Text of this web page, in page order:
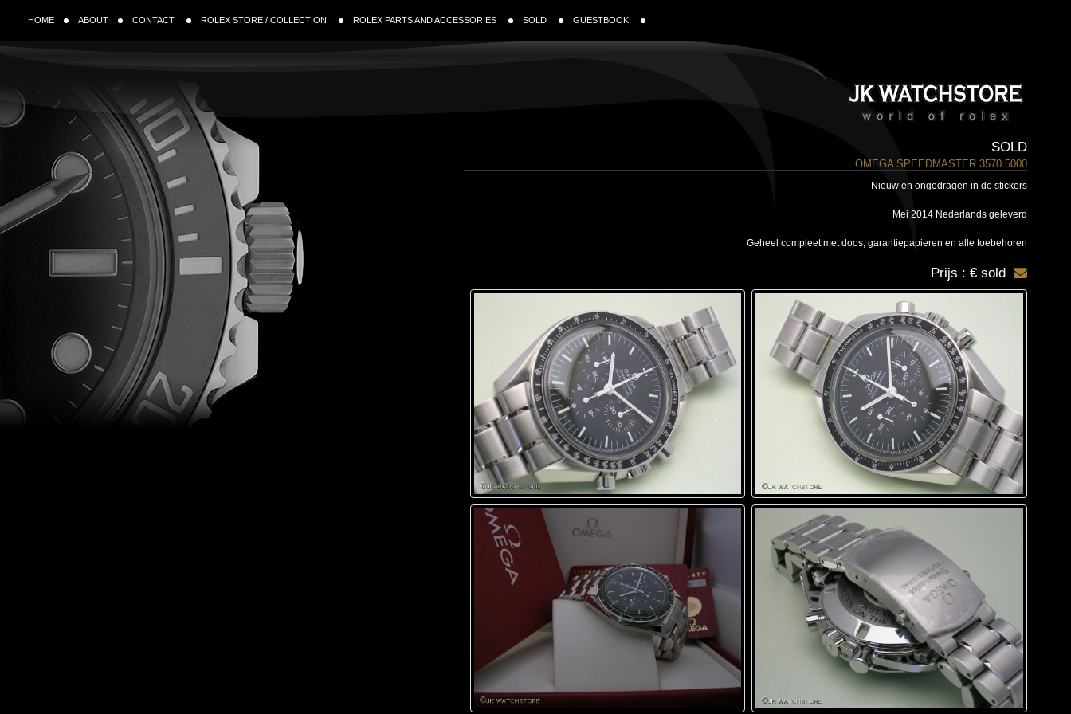
HOME ABOUT CONTACT ROLEX STORE / COLLECTION ROLEX PARTS AND ACCESSORIES SOLD GUESTBOOK
SOLD
OMEGA SPEEDMASTER 3570.5000
Nieuw en ongedragen in de stickers
Mei 2014 Nederlands geleverd
Geheel compleet met doos, garantiepapieren en alle toebehoren
Prijs : € sold